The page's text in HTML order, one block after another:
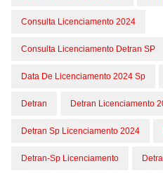
Consulta Licenciamento 2024
Consulta Licenciamento Detran SP
Data De Licenciamento 2024 Sp
Detran Detran Licenciamento
Detran Sp Licenciamento 2024
Detran-Sp Licenciamento